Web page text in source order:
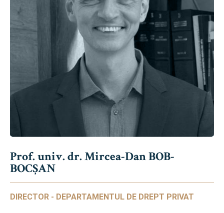
Prof. univ. dr. Mircea-Dan BOB-
BOCȘAN
DIRECTOR - DEPARTAMENTUL DE DREPT PRIVAT